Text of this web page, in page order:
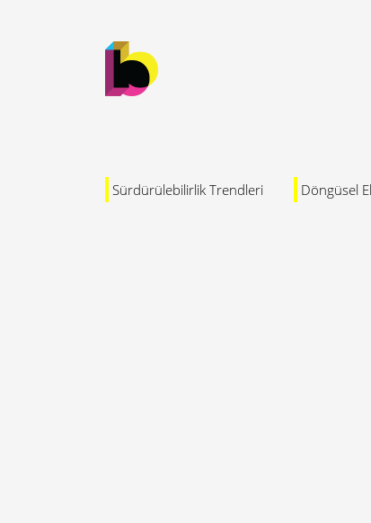
Sürdürülebilirlik Trendleri Döngüsel